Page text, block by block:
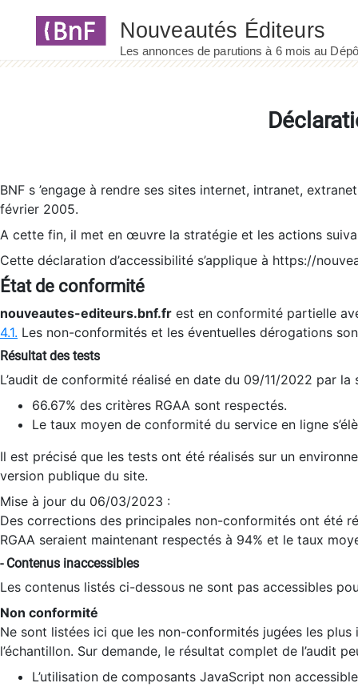
BNF s ’engage à rendre ses sites internet, intranet,
février 2005.
A cette fin, il met en œuvre la stratégie et les actions
Cette déclaration d’accessibilité s’applique à https://
État de conformité
nouveautes-editeurs.bnf.fr est en conformité partielle
4.1. Les non-conformités et les éventuelles dérogations
Résultat des tests
L’audit de conformité réalisé en date du 09/11/2022 par
66.67% des critères RGAA sont respectés.
Le taux moyen de conformité du service en ligne
Il est précisé que les tests ont été réalisés sur un
version publique du site.
Mise à jour du 06/03/2023 :
Des corrections des principales non-conformités ont été
RGAA seraient maintenant respectés à 94% et le taux
- Contenus inaccessibles
Les contenus listés ci-dessous ne sont pas accessibles
Non conformité
Ne sont listées ici que les non-conformités jugées les
l’échantillon. Sur demande, le résultat complet de l’audit
L’utilisation de composants JavaScript non